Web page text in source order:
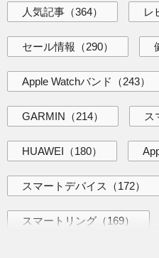
人気記事 （364） レ
セール情報 （290）
Apple Watchバンド （243）
GARMIN （214） ス
HUAWEI （180）
スマートデバイス （172）
スマートリング （169）